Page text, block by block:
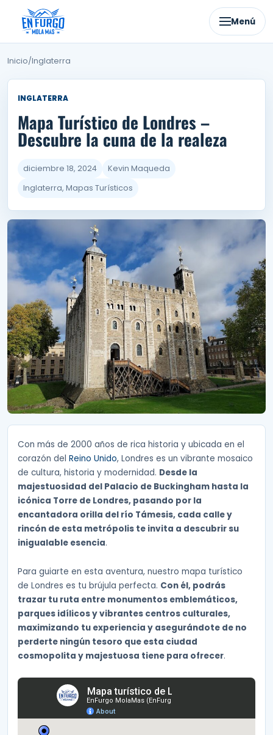
contenido
Menú
Inicio/Inglaterra
INGLATERRA
Mapa Turístico de Londres –
Descubre la cuna de la realeza
diciembre 18, 2024
Kevin Maqueda
Inglaterra, Mapas Turísticos
Con más de 2000 años de rica historia y ubicada en el
corazón del Reino Unido, Londres es un vibrante mosaico
de cultura, historia y modernidad. Desde la
majestuosidad del Palacio de Buckingham hasta la
icónica Torre de Londres, pasando por la
encantadora orilla del río Támesis, cada calle y
rincón de esta metrópolis te invita a descubrir su
inigualable esencia.
Para guiarte en esta aventura, nuestro mapa turístico
de Londres es tu brújula perfecta. Con él, podrás
trazar tu ruta entre monumentos emblemáticos,
parques idílicos y vibrantes centros culturales,
maximizando tu experiencia y asegurándote de no
perderte ningún tesoro que esta ciudad
cosmopolita y majestuosa tiene para ofrecer.